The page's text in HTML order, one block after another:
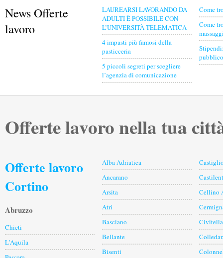
News Offerte
lavoro
LAUREARSI LAVORANDO DA
ADULTI È POSSIBILE CON
L’UNIVERSITÀ TELEMATICA
4 impasti più famosi della
pasticceria
5 piccoli segreti per scegliere
l’agenzia di comunicazione
Come
Come
Offerte lavoro nella tua
Offerte lavoro
Cortino
Abruzzo
Chieti
L'Aquila
Alba Adriatica
Ancarano
Arsita
Atri
Basciano
Bellante
Bisenti
Cellino